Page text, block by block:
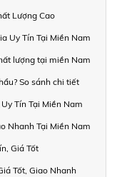
Lượng Cao
Uy Tín Tại Miền Nam
lượng tại miền Nam
So sánh chi tiết
Tín Tại Miền Nam
Nhanh Tại Miền Nam
Giá Tốt
Tốt, Giao Nhanh